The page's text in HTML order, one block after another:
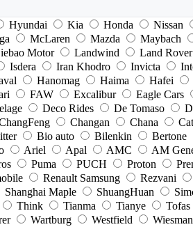
Hyundai Kia Honda Nissan
McLaren Mazda Maybach
Motor Landwind Land Rover
Isdera Iran Khodro Invicta
Hanomag Haima Hafei
FAW Excalibur Eagle Cars
Deco Rides De Tomaso
Changan Chana
Bio auto Bilenkin Bertone
Ariel Apal AMC AM
Puma PUCH Proton
Renault Samsung Rezvani
Shanghai Maple ShuangHuan
Think Tianma Tianye Tofas
Wartburg Westfield